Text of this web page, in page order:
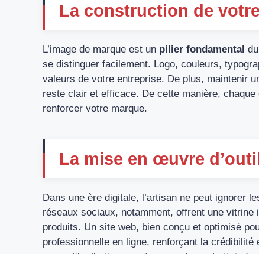
La construction de
L’image de marque est un pilier fondamental
se distinguer facilement. Logo, couleurs,
valeurs de votre entreprise. De plus, maintenir
reste clair et efficace. De cette manière,
renforcer votre marque.
La mise en œuvre
Dans une ère digitale, l’artisan ne peut ignorer
réseaux sociaux, notamment, offrent une
produits. Un site web, bien conçu et optimisé
professionnelle en ligne, renforçant la